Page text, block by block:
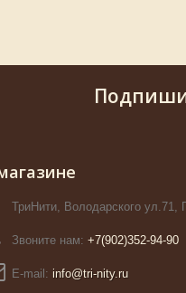
ТриНити, Володарского ул.71,
Звоните нам: +7(902)352-94-90
E-mail: info@tri-nity.ru